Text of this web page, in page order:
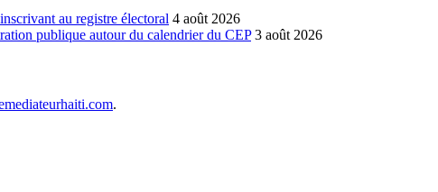
au registre électoral 4 août 2026
publique autour du calendrier du CEP 3 août 2026
.